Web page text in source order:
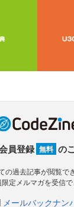
員登録 無料 の
の過去記事が閲覧で
限定メルマガを受信
メールバックナン